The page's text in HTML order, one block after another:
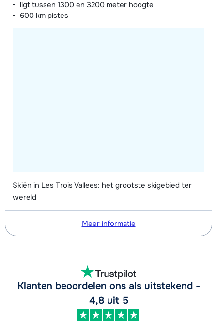
ligt tussen 1300 en 3200 meter hoogte
600 km pistes
Skiën in Les Trois Vallees: het grootste skigebied ter
wereld
Meer informatie
Klanten beoordelen ons als uitstekend -
4,8 uit 5